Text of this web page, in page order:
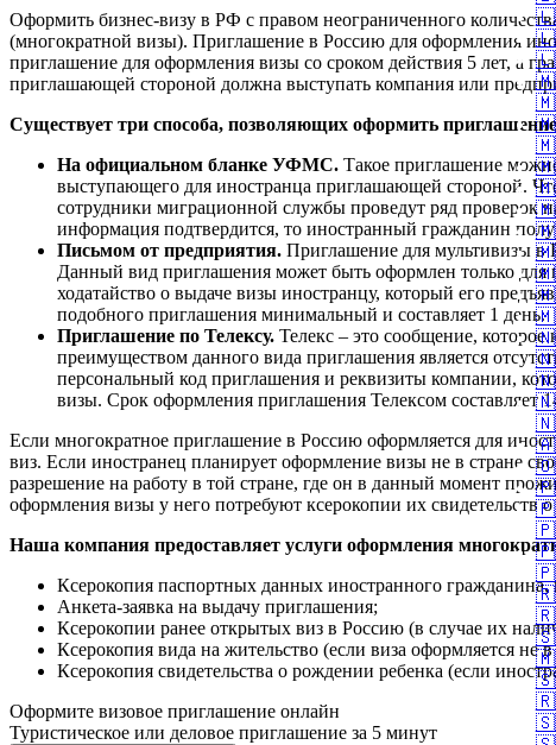
Оформить бизнес-визу в РФ с правом неограниченного
(многократной визы). Приглашение в Россию для оформления
приглашение для оформления визы со сроком действия 5 лет, а
приглашающей стороной должна выступать компания или
Существует три способа, позволяющих оформить
На официальном бланке УФМС. Такое приглашение
выступающего для иностранца приглашающей стороной.
сотрудники миграционной службы проведут ряд проверок
информация подтвердится, то иностранный гражданин
Письмом от предприятия. Приглашение для мультивизы в
Данный вид приглашения может быть оформлен только
ходатайство о выдаче визы иностранцу, который его
подобного приглашения минимальный и составляет 1 день.
Приглашение по Телексу. Телекс – это сообщение,
преимуществом данного вида приглашения является
персональный код приглашения и реквизиты компании,
визы. Срок оформления приглашения Телексом составляет
Если многократное приглашение в Россию оформляется для
виз. Если иностранец планирует оформление визы не в стране
разрешение на работу в той стране, где он в данный момент
оформления визы у него потребуют ксерокопии их свидетельств
Наша компания предоставляет услуги оформления
Ксерокопия паспортных данных иностранного
Анкета-заявка на выдачу приглашения;
Ксерокопии ранее открытых виз в Россию (в случае их
Ксерокопия вида на жительство (если виза оформляется не
Ксерокопия свидетельства о рождении ребенка (если
Оформите визовое приглашение онлайн
Туристическое или деловое приглашение за 5 минут